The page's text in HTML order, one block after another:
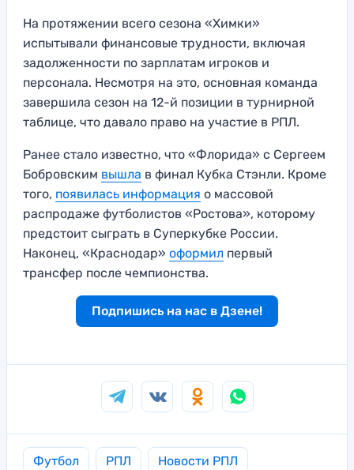
На протяжении всего сезона «Химки»
испытывали финансовые трудности, включая
задолженности по зарплатам игроков и
персонала. Несмотря на это, основная команда
завершила сезон на 12-й позиции в турнирной
таблице, что давало право на участие в РПЛ.
Ранее стало известно, что «Флорида» с Сергеем
Бобровским вышла в финал Кубка Стэнли. Кроме
того, появилась информация о массовой
распродаже футболистов «Ростова», которому
предстоит сыграть в Суперкубке России.
Наконец, «Краснодар» оформил первый
трансфер после чемпионства.
Подпишись на нас в Дзене!
Футбол РПЛ Новости РПЛ